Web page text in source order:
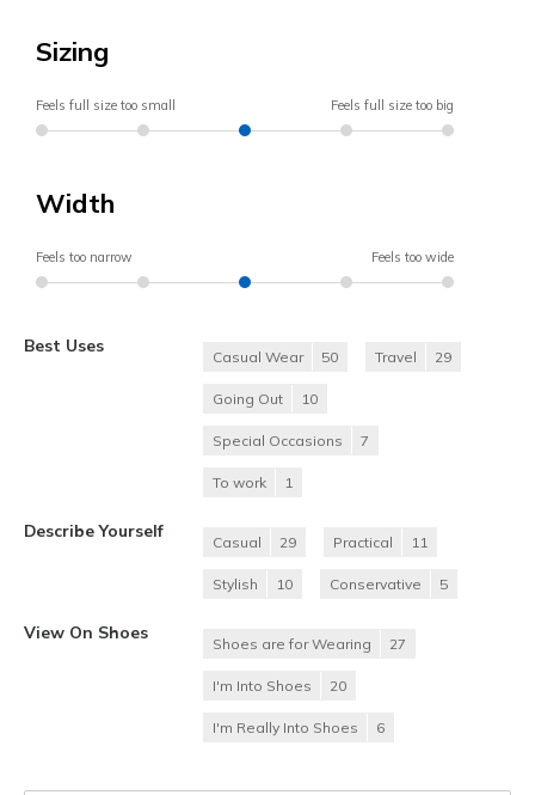
Sizing
Feels full size too small Feels full size too big
Width
Feels too narrow Feels too wide
Best Uses
Casual Wear 50 Travel 29
Going Out 10
Special Occasions 7
To work 1
Describe Yourself
Casual 29 Practical 11
Stylish 10 Conservative 5
View On Shoes
Shoes are for Wearing 27
I'm Into Shoes 20
I'm Really Into Shoes 6